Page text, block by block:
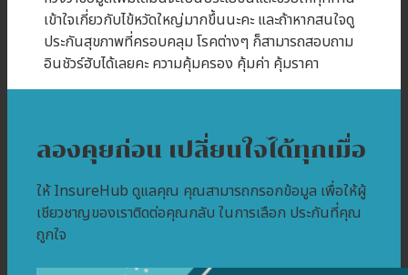
เข้าใจเกี่ยวกับไข้หวัดใหญ่มากขึ้นนะคะ และถ้าหากสนใจดู
ประกันสุขภาพที่ครอบคลุม โรคต่างๆ ก็สามารถสอบถาม
อินชัวร์ฮับได้เลยคะ ความคุ้มครอง คุ้มค่า คุ้มราคา
ลองคุยก่อน เปลี่ยนใจได้ทุกเมื่อ
ให้ InsureHub ดูแลคุณ คุณสามารถกรอกข้อมูล เพื่อให้ผู้
เชียวชาญของเราติดต่อคุณกลับ ในการเลือก ประกันที่คุณ
ถูกใจ